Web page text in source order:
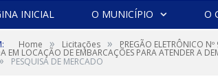
INICIAL O MUNICÍPIO O
Home » Licitações » PREGÃO ELETRÔNICO
EM LOCAÇÃO DE EMBARCAÇÕES PARA ATENDER A
PESQUISA DE MERCADO